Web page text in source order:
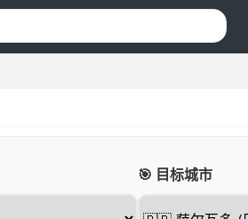
🎯 目标城市